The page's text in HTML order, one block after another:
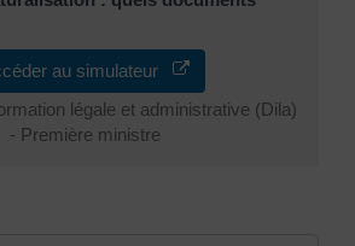
au simulateur
légale et administrative (Dila)
- Première ministre